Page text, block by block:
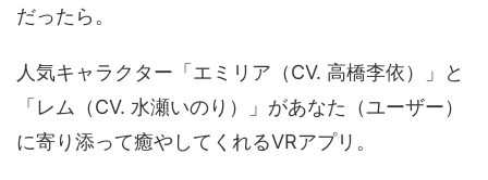
だったら。
人気キャラクター「エミリア（CV. 高橋李依）」と
「レム（CV. 水瀬いのり）」があなた（ユーザー）
に寄り添って癒やしてくれるVRアプリ。